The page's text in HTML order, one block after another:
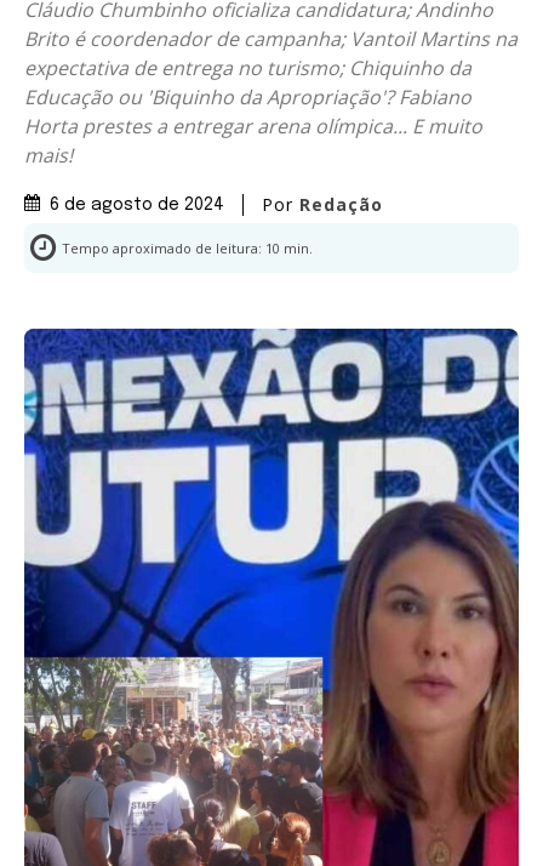
Cláudio Chumbinho oficializa candidatura; Andinho
Brito é coordenador de campanha; Vantoil Martins na
expectativa de entrega no turismo; Chiquinho da
Educação ou 'Biquinho da Apropriação'? Fabiano
Horta prestes a entregar arena olímpica... E muito
mais!
6 de agosto de 2024 Por Redação
Tempo aproximado de leitura: 10 min.